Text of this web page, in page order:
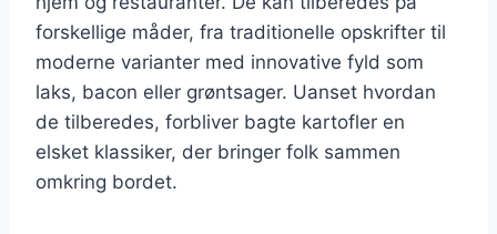
forskellige måder, fra traditionelle opskrifter til
moderne varianter med innovative fyld som
laks, bacon eller grøntsager. Uanset hvordan
de tilberedes, forbliver bagte kartofler en
elsket klassiker, der bringer folk sammen
omkring bordet.